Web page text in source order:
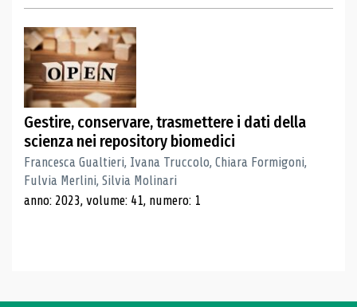
Gestire, conservare, trasmettere i dati della
scienza nei repository biomedici
Francesca Gualtieri, Ivana Truccolo, Chiara Formigoni,
Fulvia Merlini, Silvia Molinari
anno: 2023, volume: 41, numero: 1